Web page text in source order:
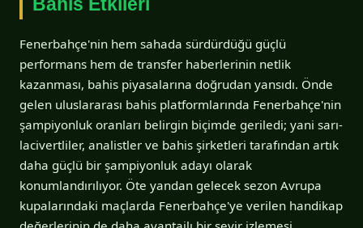
Fenerbahçe'nin hem sahada sürdürdüğü güçlü
performans hem de transfer haberlerinin netlik
kazanması, bahis piyasalarına doğrudan yansıdı. Önde
gelen uluslararası bahis platformlarında Fenerbahçe'nin
şampiyonluk oranları belirgin biçimde geriledi; yani sarı-
lacivertliler, analistler ve bahis şirketleri tarafından artık
daha güçlü bir şampiyonluk adayı olarak
konumlandırılıyor. Öte yandan gelecek sezon Avrupa
kupalarındaki maçlarda Fenerbahçe'ye verilen handikap